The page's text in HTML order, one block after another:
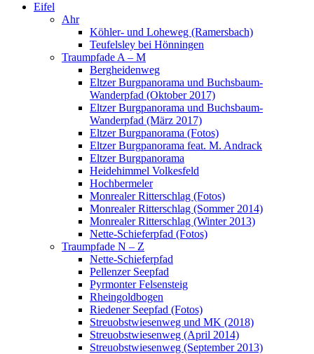
Eifel
Ahr
Köhler- und Loheweg (Ramersbach)
Teufelsley bei Hönningen
Traumpfade A – M
Bergheidenweg
Eltzer Burgpanorama und Buchsbaum-
Wanderpfad (Oktober 2017)
Eltzer Burgpanorama und Buchsbaum-
Wanderpfad (März 2017)
Eltzer Burgpanorama (Fotos)
Eltzer Burgpanorama feat. M. Andrack
Eltzer Burgpanorama
Heidehimmel Volkesfeld
Hochbermeler
Monrealer Ritterschlag (Fotos)
Monrealer Ritterschlag (Sommer 2014)
Monrealer Ritterschlag (Winter 2013)
Nette-Schieferpfad (Fotos)
Traumpfade N – Z
Nette-Schieferpfad
Pellenzer Seepfad
Pyrmonter Felsensteig
Rheingoldbogen
Riedener Seepfad (Fotos)
Streuobstwiesenweg und MK (2018)
Streuobstwiesenweg (April 2014)
Streuobstwiesenweg (September 2013)